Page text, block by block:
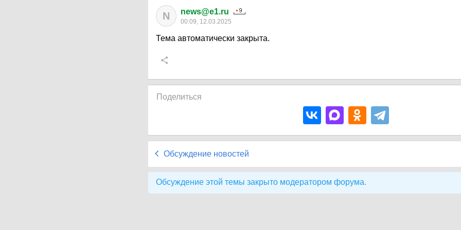
N news@e1.ru
00:09, 12.03.2025
Тема автоматически закрыта.
Поделиться
Обсуждение новостей
Обсуждение этой темы закрыто модератором форума.